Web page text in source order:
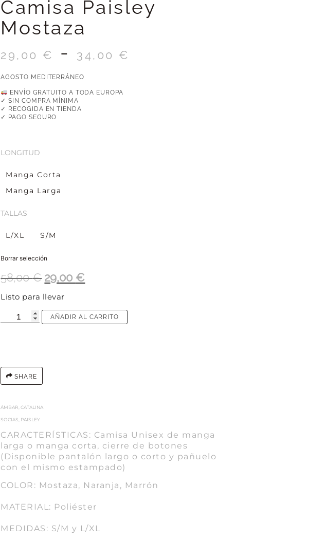
Camisa Paisley
Mostaza
29,00 € - 34,00 €
AGOSTO MEDITERRÁNEO
ENVÍO GRATUITO A TODA EUROPA
✓ SIN COMPRA MÍNIMA
✓ RECOGIDA EN TIENDA
✓ PAGO SEGURO
LONGITUD
Manga Corta
Manga Larga
TALLAS
L/XL S/M
Borrar selección
58,00€ 29,00€
Listo para llevar
AÑADIR AL CARRITO
SHARE
ÁMBAR ,CATALINA
SOCIAS PAISLEY
CARACTERÍSTICAS: Camisa Unisex de manga
larga o manga corta, cierre de botones
(Disponible pantalón largo o corto y pañuelo
con el mismo estampado)
COLOR: Mostaza, Naranja, Marrón
MATERIAL: Poliéster
MEDIDAS: S/M y L/XL